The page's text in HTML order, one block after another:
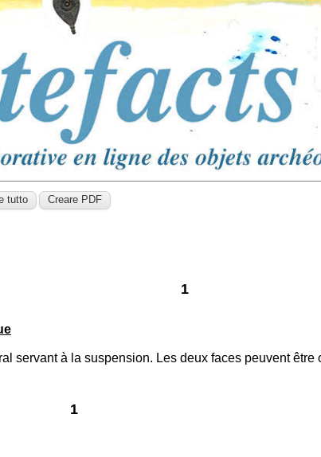
1
servant à la suspension. Les deux faces peuvent être
1